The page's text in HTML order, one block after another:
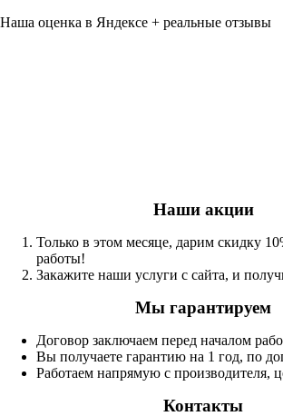
Наша оценка в Яндексе + реальные отзывы
Наши акции
Только в этом месяце, дарим скидку
работы!
Закажите наши услуги с сайта, и
Мы гарантируем
Договор заключаем перед началом
Вы получаете гарантию на 1 год, по
Работаем напрямую с производителя,
Контакты